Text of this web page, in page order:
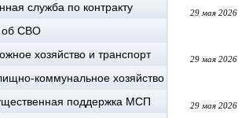
служба по контракту
об СВО
хозяйство и транспорт
коммунальное хозяйство
поддержка МСП
29 мая 2026
29 мая 2026
29 мая 2026